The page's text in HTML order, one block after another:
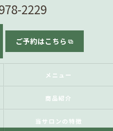
2229
ご予約はこちら
メニュー
商品紹介
当サロンの特徴